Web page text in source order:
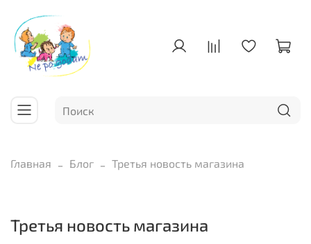
Главная Блог Третья новость магазина
Третья новость магазина